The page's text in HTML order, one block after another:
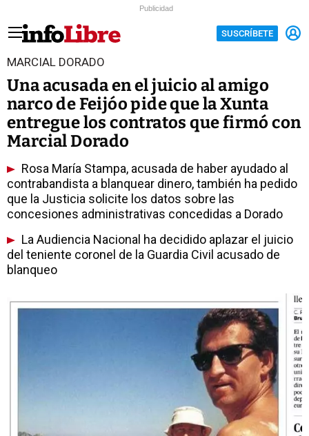
Publicidad
SUSCRÍBETE
MARCIAL DORADO
Una acusada en el juicio al amigo
narco de Feijóo pide que la Xunta
entregue los contratos que firmó con
Marcial Dorado
Rosa María Stampa, acusada de haber ayudado al
contrabandista a blanquear dinero, también ha pedido
que la Justicia solicite los datos sobre las
concesiones administrativas concedidas a Dorado
La Audiencia Nacional ha decidido aplazar el juicio
del teniente coronel de la Guardia Civil acusado de
blanqueo